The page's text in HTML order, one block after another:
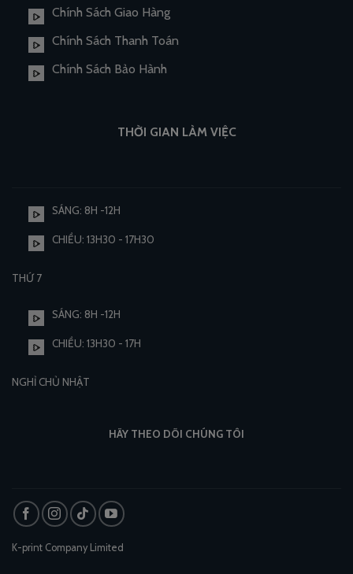
Chính Sách Giao Hàng
Chính Sách Thanh Toán
Chính Sách Bảo Hành
THỜI GIAN LÀM VIỆC
SÁNG: 8H -12H
CHIỀU: 13H30 - 17H30
THỨ 7
SÁNG: 8H -12H
CHIỀU: 13H30 - 17H
NGHỈ CHỦ NHẬT
HÃY THEO DÕI CHÚNG TÔI
K-print Company Limited